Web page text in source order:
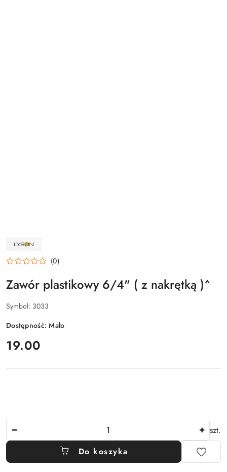
NAZWA
PRODUCENTA:
ŁYSOŃ
(0)
Zawór plastikowy 6/4" ( z nakrętką )^
Symbol: 3033
Dostępność:Mało
cena:
19.00
szt.
Do koszyka